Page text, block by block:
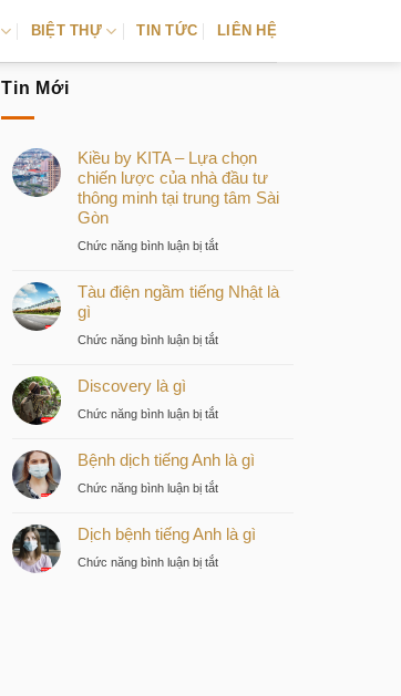
BIỆT THỰ TIN TỨC LIÊN HỆ
Tin Mới
Kiều by KITA – Lựa chọn
chiến lược của nhà đầu tư
thông minh tại trung tâm Sài
Gòn
Chức năng bình luận bị tắtở
by
lược
nhà
đầu
thông
Tàu điện ngầm tiếng Nhật là
gì
Chức năng bình luận bị tắtở
gì
Discovery là gì
Chức năng bình luận bị tắtở
là
Bệnh dịch tiếng Anh là gì
Chức năng bình luận bị tắtở
dịch
Dịch bệnh tiếng Anh là gì
Chức năng bình luận bị tắtở